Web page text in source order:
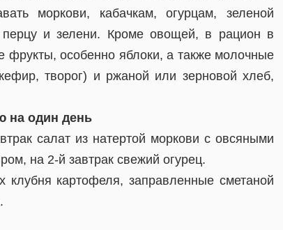
моркови, кабачкам, огурцам, зеленой
и зелени. Кроме овощей, в рацион в
фрукты, особенно яблоки, а также молочные
творог) и ржаной или зерновой хлеб,
на один день
салат из натертой моркови с овсяными
на 2-й завтрак свежий огурец.
картофеля, заправленные сметаной